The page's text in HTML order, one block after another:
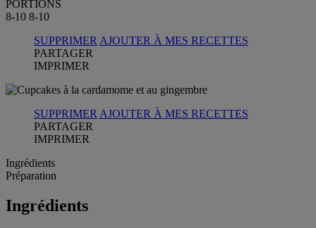
PORTIONS
8-10 8-10
SUPPRIMER AJOUTER À MES RECETTES
PARTAGER
IMPRIMER
SUPPRIMER AJOUTER À MES RECETTES
PARTAGER
IMPRIMER
Ingrédients
Préparation
Ingrédients